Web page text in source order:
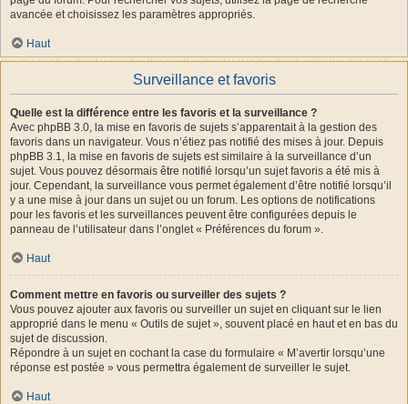
avancée et choisissez les paramètres appropriés.
Haut
Surveillance et favoris
Quelle est la différence entre les favoris et la surveillance ?
Avec phpBB 3.0, la mise en favoris de sujets s’apparentait à la gestion des
favoris dans un navigateur. Vous n’étiez pas notifié des mises à jour. Depuis
phpBB 3.1, la mise en favoris de sujets est similaire à la surveillance d’un
sujet. Vous pouvez désormais être notifié lorsqu’un sujet favoris a été mis à
jour. Cependant, la surveillance vous permet également d’être notifié lorsqu’il
y a une mise à jour dans un sujet ou un forum. Les options de notifications
pour les favoris et les surveillances peuvent être configurées depuis le
panneau de l’utilisateur dans l’onglet « Préférences du forum ».
Haut
Comment mettre en favoris ou surveiller des sujets ?
Vous pouvez ajouter aux favoris ou surveiller un sujet en cliquant sur le lien
approprié dans le menu « Outils de sujet », souvent placé en haut et en bas du
sujet de discussion.
Répondre à un sujet en cochant la case du formulaire « M’avertir lorsqu’une
réponse est postée » vous permettra également de surveiller le sujet.
Haut